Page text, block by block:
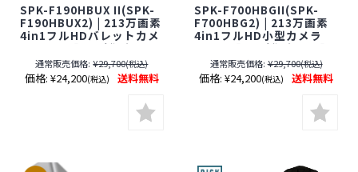
SPK-F190HBUX II(SPK-
F190HBUX2) | 213万画素
4in1フルHDバレットカメ
ラ【SALE】【防犯カメ
ラ】【監視カメラ】【ア
ナログハイビジョン】
【ケイヨーオリジナル】
通常販売価格: ¥29,700(税込)
価格: ¥24,200(税込) 送料無料
SPK-F700HBGII(SPK-
F700HBG2) | 213万画素
4in1フルHD小型カメラ
【SALE】【防犯カメラ】
【監視カメラ】【アナロ
グハイビジョン】【ケイ
ヨーオリジナル】【期間
通常販売価格: ¥29,700(税込)
価格: ¥24,200(税込) 送料無料